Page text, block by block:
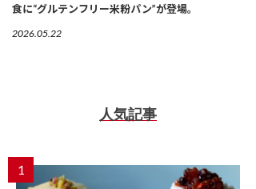
食に“グルテンフリー米粉パン”が登場。
2026.05.22
人気記事
1